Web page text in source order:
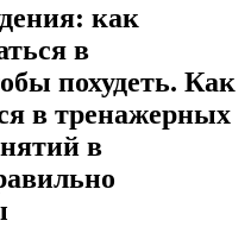
как
в
похудеть. Как
в тренажерных
в